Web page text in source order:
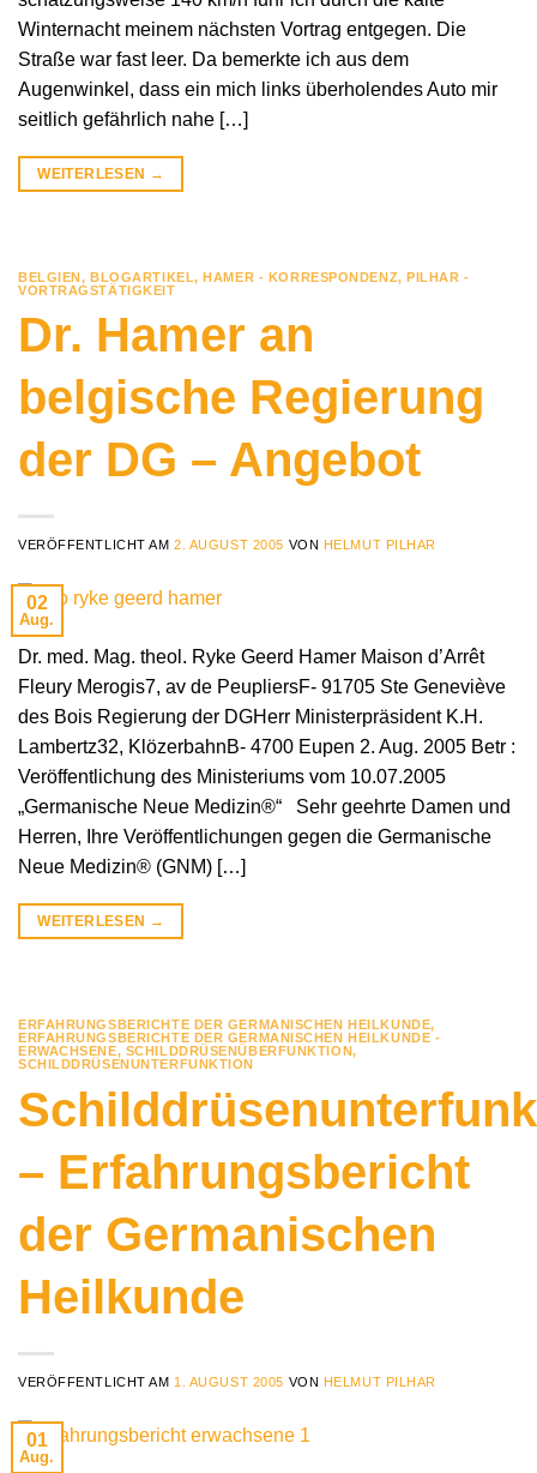
Winternacht meinem nächsten Vortrag entgegen. Die
Straße war fast leer. Da bemerkte ich aus dem
Augenwinkel, dass ein mich links überholendes Auto mir
seitlich gefährlich nahe […]
WEITERLESEN →
BELGIEN,BLOGARTIKEL,HAMER - KORRESPONDENZ,PILHAR -
VORTRAGSTÄTIGKEIT
Dr. Hamer an
belgische Regierung
der DG – Angebot
VERÖFFENTLICHT AM2. AUGUST 2005 VON HELMUT PILHAR
02
Aug.
Dr. med. Mag. theol. Ryke Geerd Hamer Maison d’Arrêt
Fleury Merogis7, av de PeupliersF- 91705 Ste Geneviève
des Bois Regierung der DGHerr Ministerpräsident K.H.
Lambertz32, KlözerbahnB- 4700 Eupen 2. Aug. 2005 Betr :
Veröffentlichung des Ministeriums vom 10.07.2005
„Germanische Neue Medizin®“ Sehr geehrte Damen und
Herren, Ihre Veröffentlichungen gegen die Germanische
Neue Medizin® (GNM) […]
WEITERLESEN →
ERFAHRUNGSBERICHTE DER GERMANISCHEN HEILKUNDE,
ERFAHRUNGSBERICHTE DER GERMANISCHEN HEILKUNDE -
ERWACHSENE, SCHILDDRÜSENÜBERFUNKTION,
SCHILDDRÜSENUNTERFUNKTION
– Erfahrungsbericht
der Germanischen
Heilkunde
VERÖFFENTLICHT AM 1. AUGUST 2005 VON HELMUT PILHAR
01
Aug.